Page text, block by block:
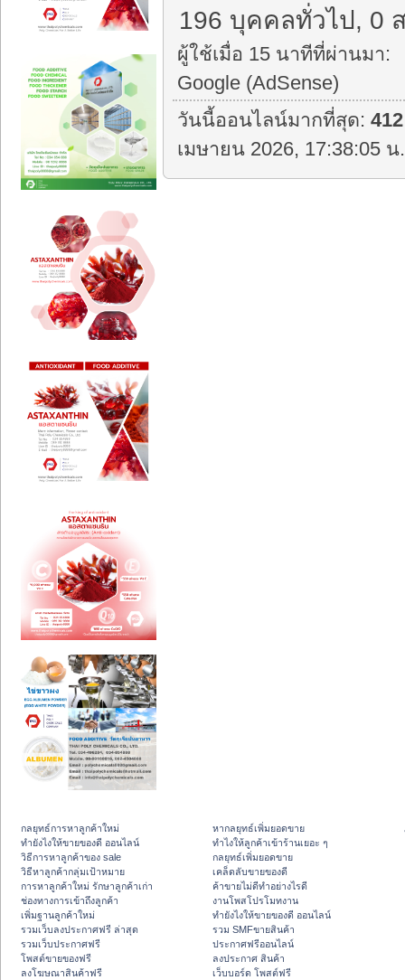
196 บุคคลทั่วไป, 0
ผู้ใช้เมื่อ 15 นาทีที่ผ่านมา:
Google (AdSense)
วันนี้ออนไลน์มากที่สุด:412
เมษายน 2026, 17:38:05 น
กลยุทธ์การหาลูกค้าใหม่
ทํายังไงให้ขายของดี ออนไลน์
วิธีการหาลูกค้าของ sale
วิธีหาลูกค้ากลุ่มเป้าหมาย
การหาลูกค้าใหม่ รักษาลูกค้าเก่า
ช่องทางการเข้าถึงลูกค้า
เพิ่มฐานลูกค้าใหม่
รวมเว็บลงประกาศฟรี ล่าสุด
รวมเว็บประกาศฟรี
โพสต์ขายของฟรี
ลงโฆษณาสินค้าฟรี
หากลยุทธ์เพิ่มยอดขาย
ทําไงให้ลูกค้าเข้าร้านเยอะ ๆ
กลยุทธ์เพิ่มยอดขาย
เคล็ดลับขายของดี
ค้าขายไม่ดีทำอย่างไรดี
งานโพสโปรโมทงาน
ทํายังไงให้ขายของดี ออนไลน์
รวม SMFขายสินค้า
ประกาศฟรีออนไลน์
ลงประกาศ สินค้า
เว็บบอร์ด โพสต์ฟรี